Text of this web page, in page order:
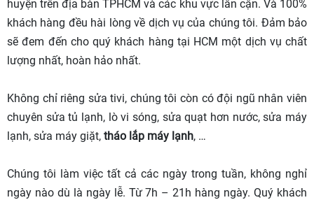
huyện trên địa bàn TPHCM và các khu vực lân cận. Và 100%
khách hàng đều hài lòng về dịch vụ của chúng tôi. Đảm bảo
sẽ đem đến cho quý khách hàng tại HCM một dịch vụ chất
lượng nhất, hoàn hảo nhất.
Không chỉ riêng sửa tivi, chúng tôi còn có đội ngũ nhân viên
chuyên sửa tủ lạnh, lò vi sóng, sửa quạt hơn nước, sửa máy
lạnh, sửa máy giặt, tháo lắp máy lạnh, …
Chúng tôi làm việc tất cả các ngày trong tuần, không nghỉ
ngày nào dù là ngày lễ. Từ 7h – 21h hàng ngày. Quý khách